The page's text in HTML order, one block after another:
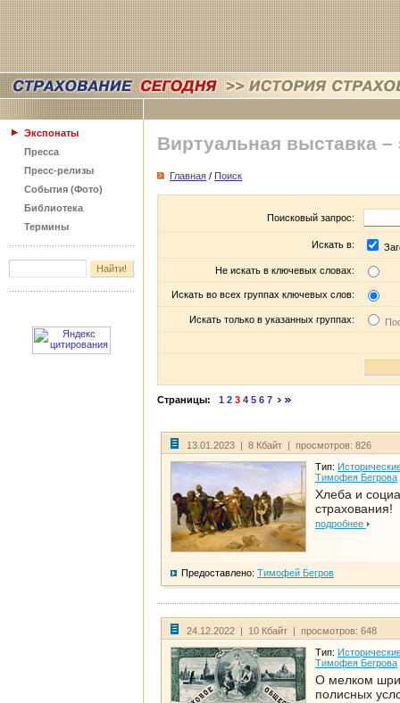
Экспонаты
Пресса
Пресс-релизы
События (Фото)
Библиотека
Термины
Виртуальная выставка –
Главная / Поиск
Поисковый запрос:
Искать в:
Не искать в ключевых словах:
Искать во всех группах ключевых слов:
Искать только в указанных группах:
Страницы: 1 2 3 4 5 6 7
13.01.2023 | 8 Кбайт | просмотров: 826
Тип:
Тимофея Бегрова
Хлеба и
страхования!
подробнее
Предоставлено: Тимофей Бегров
24.12.2022 | 10 Кбайт | просмотров: 648
Тип:
Тимофея Бегрова
О мелком
полисных